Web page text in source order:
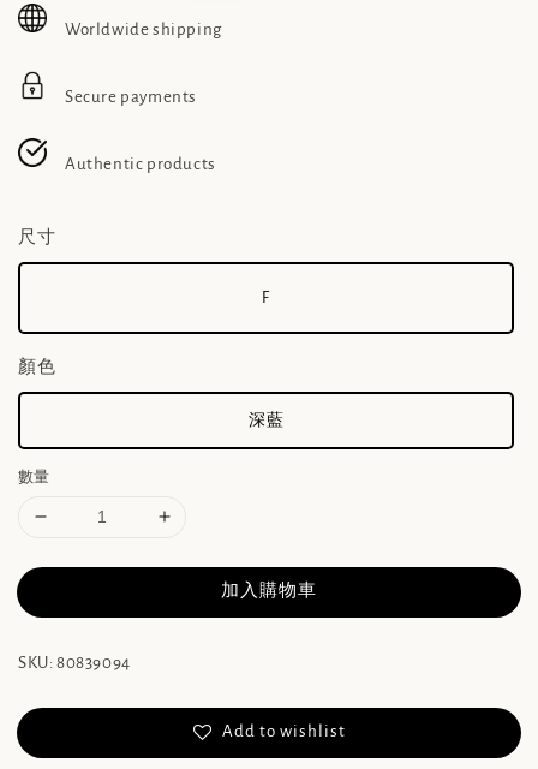
Worldwide shipping
Secure payments
Authentic products
尺寸
F
顏色
深藍
數量
加入購物車
SKU: 80839094
Add to wishlist